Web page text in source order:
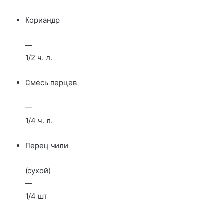
Кориандр
—
1/2 ч. л.
Смесь перцев
—
1/4 ч. л.
Перец чили
(сухой)
—
1/4 шт